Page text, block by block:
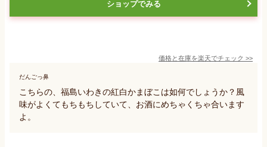
ショップでみる
価格と在庫を楽天でチェック >>
だんごっ鼻
こちらの、福島いわきの紅白かまぼこは如何でしょうか？風
味がよくてもちもちしていて、お酒にめちゃくちゃ合います
よ。